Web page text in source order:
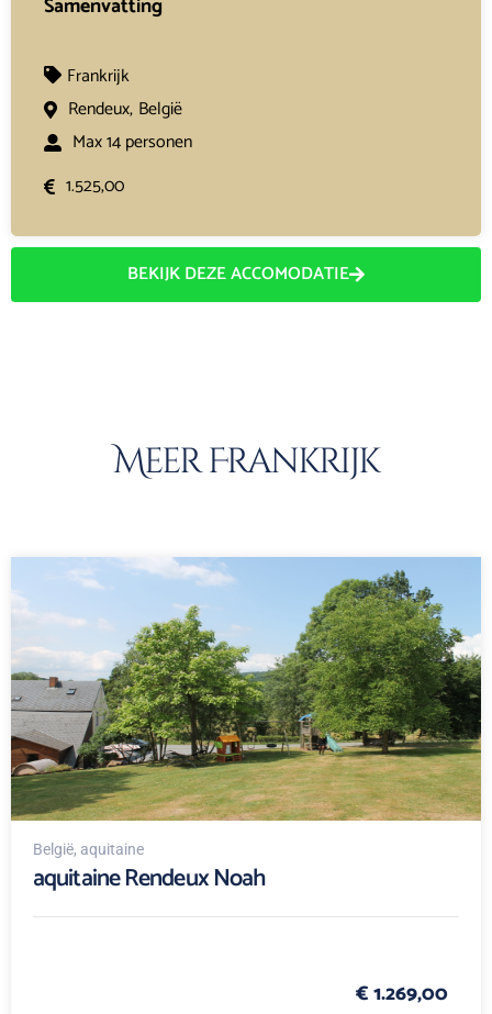
Frankrijk
Rendeux, België
Max 14 personen
1.525,00
BEKIJK DEZE ACCOMODATIE
Meer Frankrijk
België, aquitaine
aquitaine Rendeux Noah
€ 1.269,00